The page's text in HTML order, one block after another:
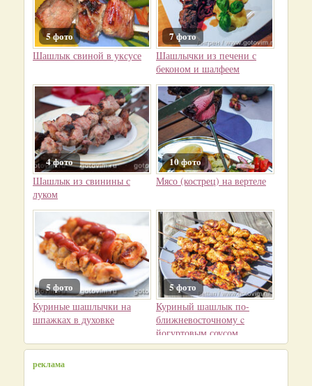
5 фото
Шашлык свиной в уксусе
7 фото
Шашлычки из печени с
беконом и шалфеем
4 фото
Шашлык из свинины с
луком
10 фото
Мясо (кострец) на вертеле
5 фото
Куриные шашлычки на
шпажках в духовке
5 фото
Куриный шашлык по-
ближневосточному c
йогуртовым соусом
реклама